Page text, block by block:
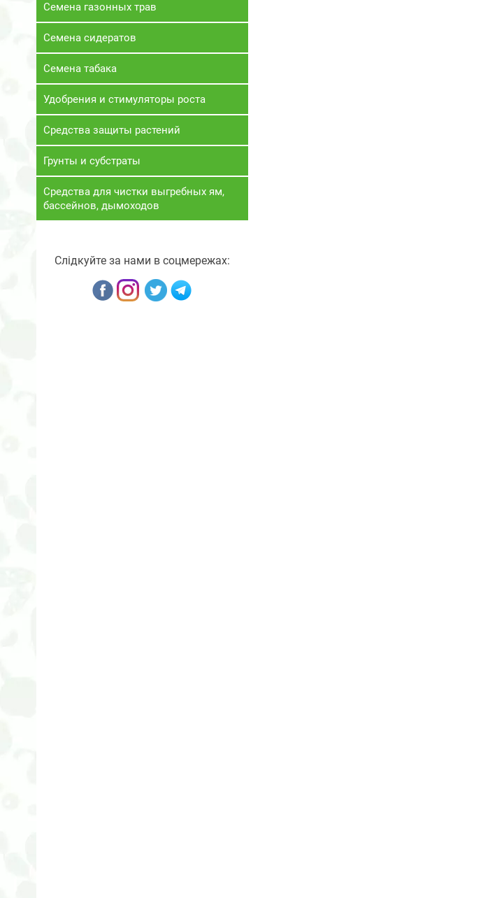
Семена газонных трав
Семена сидератов
Семена табака
Удобрения и стимуляторы роста
Средства защиты растений
Грунты и субстраты
Средства для чистки выгребных ям,
бассейнов, дымоходов
Слідкуйте за нами в соцмережах: